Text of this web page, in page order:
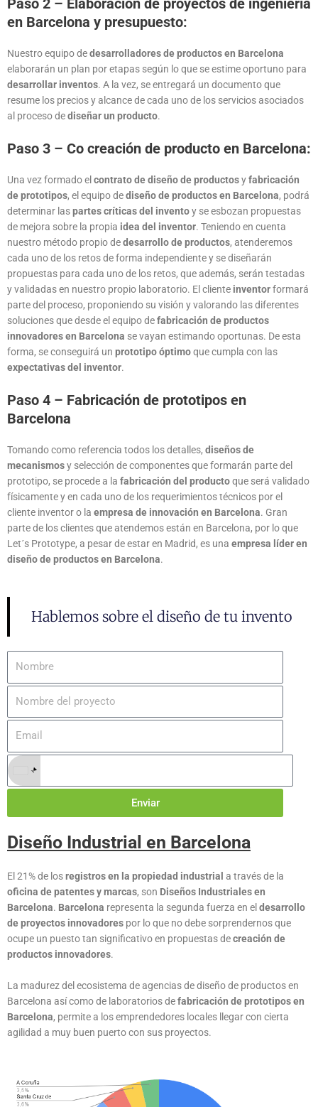
Paso 2 – Elaboración de proyectos de ingeniería
en Barcelona y presupuesto:
Nuestro equipo dedesarrolladores de productos en Barcelona
elaborarán un plan por etapas según lo que se estime oportuno para
desarrollar inventos. A la vez, se entregará un documento que
resume los precios y alcance de cada uno de los servicios asociados
al proceso dediseñar un producto.
Paso 3 – Co creación de producto en Barcelona:
Una vez formado el contrato de diseño de productosyfabricación
de prototipos, el equipo dediseño de productos en Barcelona, podrá
determinar laspartes críticas del inventoy se esbozan propuestas
de mejora sobre la propia idea del inventor. Teniendo en cuenta
nuestro método propio dedesarrollo de productos, atenderemos
cada uno de los retos de forma independiente y se diseñarán
propuestas para cada uno de los retos, que además, serán testadas
y validadas en nuestro propio laboratorio. El cliente inventorformará
parte del proceso, proponiendo su visión y valorando las diferentes
soluciones que desde el equipo defabricación de productos
innovadores en Barcelona se vayan estimando oportunas. De esta
forma, se conseguirá un prototipo óptimoque cumpla con las
expectativas del inventor.
Paso 4 – Fabricación de prototipos en
Barcelona
Tomando como referencia todos los detalles, diseños de
mecanismosy selección de componentes que formarán parte del
prototipo, se procede a la fabricación del productoque será validado
físicamente y en cada uno de los requerimientos técnicos por el
cliente inventor o la empresa de innovación en Barcelona. Gran
parte de los clientes que atendemos están en Barcelona, por lo que
Let´s Prototype, a pesar de estar en Madrid, es una empresa líder en
diseño de productos en Barcelona.
Hablemos sobre el diseño de tu invento
+1
Enviar
Diseño Industrial en Barcelona
El 21% de losregistros en la propiedad industrial a través de la
oficina de patentes y marcas, son Diseños Industriales en
Barcelona. Barcelona representa la segunda fuerza en el desarrollo
de proyectos innovadores por lo que no debe sorprendernos que
ocupe un puesto tan significativo en propuestas decreación de
productos innovadores.
La madurez del ecosistema de agencias de diseño de productos en
Barcelona así como de laboratorios defabricación de prototipos en
Barcelona, permite a los emprendedores locales llegar con cierta
agilidad a muy buen puerto con sus proyectos.